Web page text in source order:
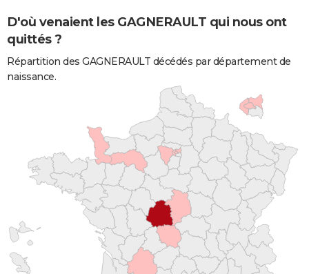
D'où venaient les GAGNERAULT qui nous ont
quittés ?
Répartition des GAGNERAULT décédés par département de
naissance.